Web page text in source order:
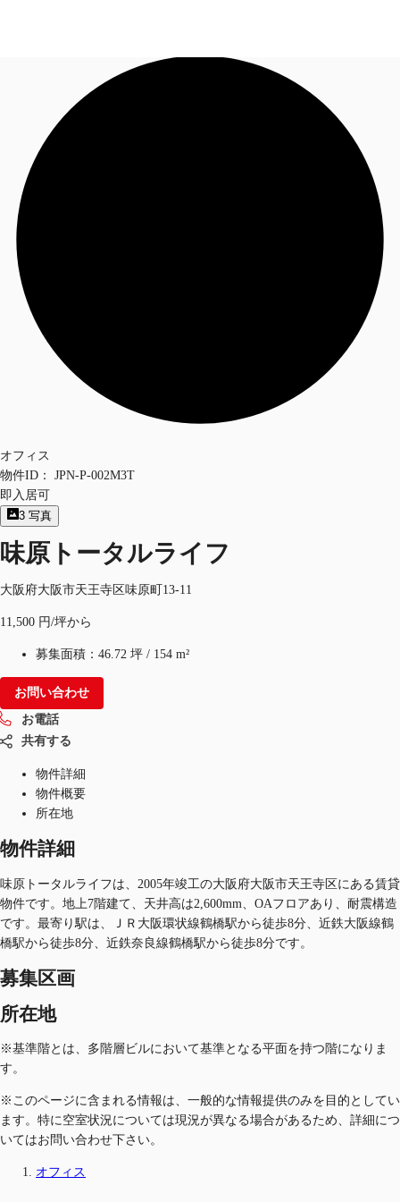
オフィス・事務所
倉庫・物流センター
お電話
オフィス
物件ID：
JPN-P-002M3T
即入居可
3 写真
味原トータルライフ
大阪府大阪市天王寺区味原町13-11
11,500 円/坪から
募集面積： 46.72 坪 / 154 m²
お問い合わせ
お電話
共有する
物件詳細
物件概要
所在地
物件詳細
味原トータルライフは、2005年竣工の大阪府大阪市天王寺区にある賃貸
物件です。地上7階建て、天井高は2,600mm、OAフロアあり、耐震構造
です。最寄り駅は、ＪＲ大阪環状線鶴橋駅から徒歩8分、近鉄大阪線鶴
橋駅から徒歩8分、近鉄奈良線鶴橋駅から徒歩8分です。
募集区画
所在地
※基準階とは、多階層ビルにおいて基準となる平面を持つ階になりま
す。
※このページに含まれる情報は、一般的な情報提供のみを目的としてい
ます。特に空室状況については現況が異なる場合があるため、詳細につ
いてはお問い合わせ下さい。
オフィス